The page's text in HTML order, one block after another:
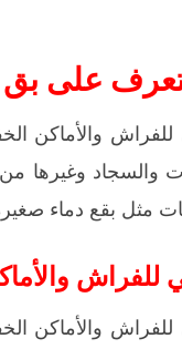
على
للفراش والأماكن
والسجاد وغيرها
مثل بقع دماء
للفراش
للفراش والأماكن